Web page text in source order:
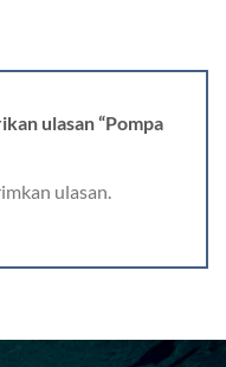
ulasan “Pompa
ulasan.